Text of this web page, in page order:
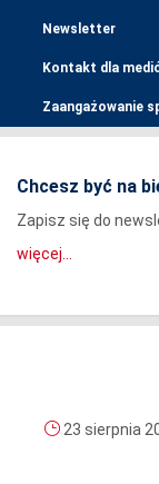
Newsletter
Kontakt dla
Zaangażowanie
Chcesz być na
Zapisz się do
więcej...
23 sierpnia